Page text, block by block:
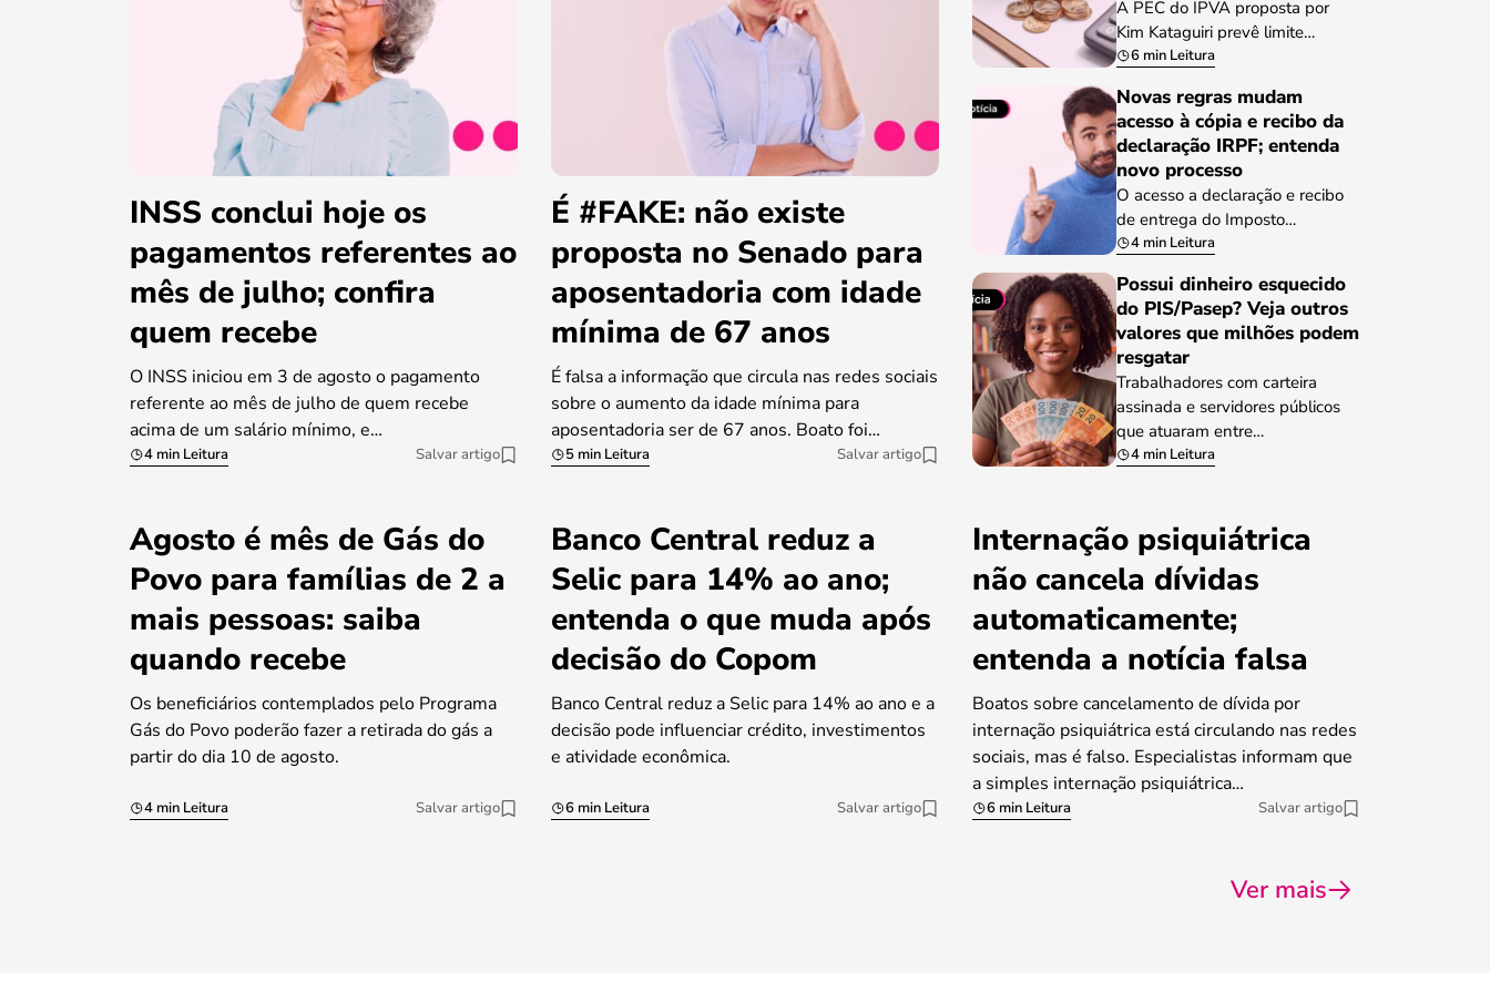
INSS conclui hoje os
pagamentos referentes ao
mês de julho; confira
quem recebe
O INSS iniciou em 3 de agosto o pagamento
referente ao mês de julho de quem recebe
acima de um salário mínimo, e…
4 min Leitura Salvar artigo
É #FAKE: não existe
proposta no Senado para
aposentadoria com idade
mínima de 67 anos
É falsa a informação que circula nas redes sociais
sobre o aumento da idade mínima para
aposentadoria ser de 67 anos. Boato foi…
5 min Leitura Salvar artigo
A PEC do IPVA proposta por
Kim Kataguiri prevê limite…
6 min Leitura
Novas regras mudam
acesso à cópia e recibo da
declaração IRPF; entenda
novo processo
O acesso a declaração e recibo
de entrega do Imposto…
4 min Leitura
Possui dinheiro esquecido
do PIS/Pasep? Veja outros
valores que milhões podem
resgatar
Trabalhadores com carteira
assinada e servidores públicos
que atuaram entre…
4 min Leitura
Agosto é mês de Gás do
Povo para famílias de 2 a
mais pessoas: saiba
quando recebe
Os beneficiários contemplados pelo Programa
Gás do Povo poderão fazer a retirada do gás a
partir do dia 10 de agosto.
4 min Leitura Salvar artigo
Banco Central reduz a
Selic para 14% ao ano;
entenda o que muda após
decisão do Copom
Banco Central reduz a Selic para 14% ao ano e a
decisão pode influenciar crédito, investimentos
e atividade econômica.
6 min Leitura Salvar artigo
Internação psiquiátrica
não cancela dívidas
automaticamente;
entenda a notícia falsa
Boatos sobre cancelamento de dívida por
internação psiquiátrica está circulando nas redes
sociais, mas é falso. Especialistas informam que
a simples internação psiquiátrica…
6 min Leitura Salvar artigo
Ver mais